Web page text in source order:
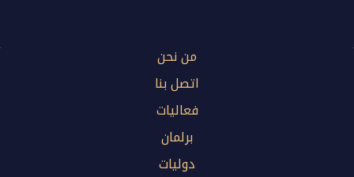
من نحن
اتصل بنا
فعاليات
برلمان
دوليات